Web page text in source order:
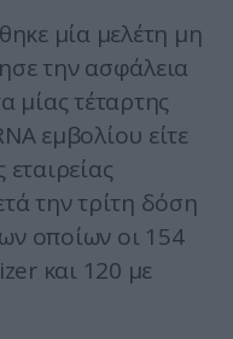
μία μελέτη μη
την ασφάλεια
μίας τέταρτης
εμβολίου είτε
εταιρείας
την τρίτη δόση
οποίων οι 154
και 120 με